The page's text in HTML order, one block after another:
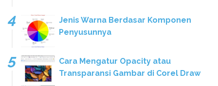
Jenis Warna Berdasar Komponen
Penyusunnya
Cara Mengatur Opacity atau
Transparansi Gambar di Corel Draw